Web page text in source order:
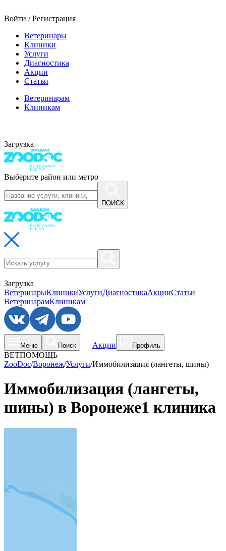
Войти / Регистрация
Ветеринары
Клиники
Услуги
Диагностика
Акции
Статьи
Ветеринарам
Клиникам
Загрузка
Выберите район или метро
ПОИСК
Загрузка
ВетеринарыКлиникиУслугиДиагностикаАкцииСтатьи
ВетеринарамКлиникам
Меню Поиск Акции Профиль
ВЕТПОМОЩЬ
ZooDoc/Воронеж/Услуги/Иммобилизация (лангеты, шины)
Иммобилизация (лангеты,
шины) в Воронеже1 клиника